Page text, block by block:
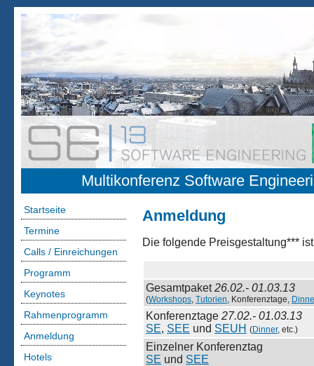
Multikonferenz Software
Startseite
Termine
Calls / Einreichungen
Programm
Keynotes
Rahmenprogramm
Anmeldung
Hotels
Anmeldung
Die folgende Preisgestaltung***
Gesamtpaket26.02.- 01.03.13
(Workshops Tutorien , Konferenztage,
Konferenztage 27.02.- 01.03.13
SE, SEE und SEUH (Dinner, etc.)
Einzelner Konferenztag
SE und SEE